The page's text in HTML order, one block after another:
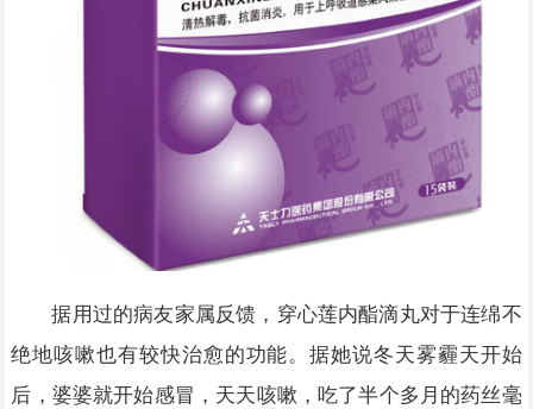
据用过的病友家属反馈，穿心莲内酯滴丸对于连绵不
绝地咳嗽也有较快治愈的功能。据她说冬天雾霾天开始
后，婆婆就开始感冒，天天咳嗽，吃了半个多月的药丝毫